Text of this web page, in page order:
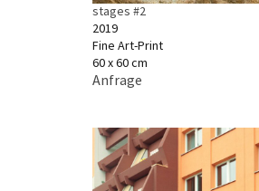
stages #2
2019
Fine Art-Print
60 x 60 cm
Anfrage